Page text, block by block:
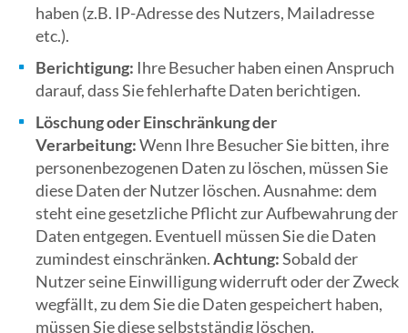
haben (z.B. IP-Adresse des Nutzers, Mailadresse
etc.).
Berichtigung: Ihre Besucher haben einen Anspruch
darauf, dass Sie fehlerhafte Daten berichtigen.
Löschung oder Einschränkung der
Verarbeitung:Wenn Ihre Besucher Sie bitten, ihre
personenbezogenen Daten zu löschen, müssen Sie
diese Daten der Nutzer löschen. Ausnahme: dem
steht eine gesetzliche Pflicht zur Aufbewahrung der
Daten entgegen. Eventuell müssen Sie die Daten
zumindest einschränken.Achtung:Sobald der
Nutzer seine Einwilligung widerruft oder der Zweck
wegfällt, zu dem Sie die Daten gespeichert haben,
müssen Sie diese selbstständig löschen.